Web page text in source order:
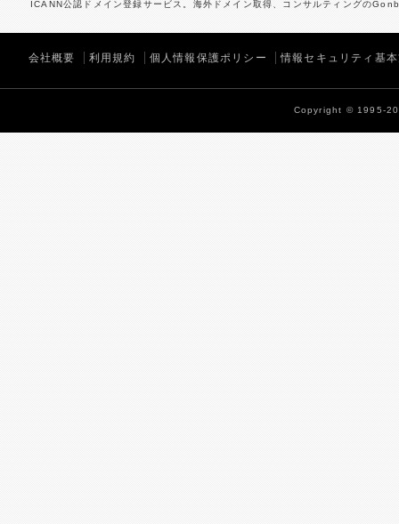
ICANN公認ドメイン登録サービス。海外ドメイン取得、コンサルティングの
会社概要 利用規約 個人情報保護ポリシー 情報セキュリティ基
Copyright © 1995-